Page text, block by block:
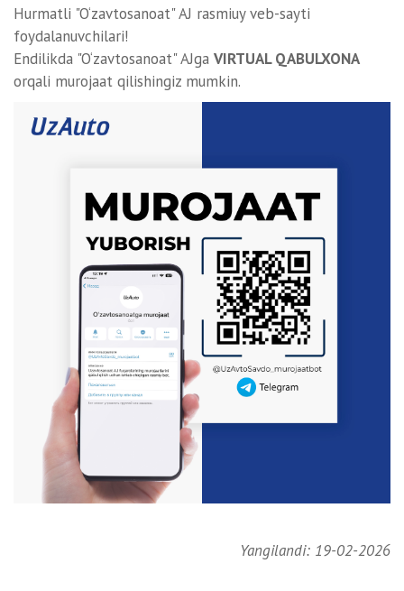
Hurmatli "O‘zavtosanoat" AJ rasmiuy veb-sayti
foydalanuvchilari!
Endilikda "O‘zavtosanoat" AJga VIRTUAL QABULXONA
orqali murojaat qilishingiz mumkin.
Yangilandi: 19-02-2026